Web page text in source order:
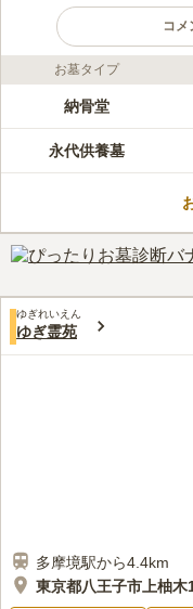
コメ
ライフドット編集部のコメン
宗旨宗派不問で、
彫刻も可能です。
約4分という好ア
設、駐車場も完
みんなの評価
40代男性
最寄り駅とお墓の
で便利です。霊園の管理棟
れほど問題ないと思います
食事は最寄り駅周辺が良い
呼ぶことができるので問い
お墓タイプ
納骨堂
永代供養墓
ゆぎれいえん
ゆぎ霊苑
多摩境駅から4.4km
東京都八王子市上柚木